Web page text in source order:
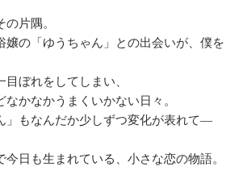
片隅。
嬢の「ゆうちゃん」との出会いが、僕を
目ぼれをしてしまい、
かなかうまくいかない日々。
」もなんだか少しずつ変化が表れて―
今日も生まれている、小さな恋の物語。